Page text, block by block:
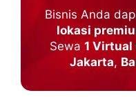
Bisnis Anda
lokasi
Sewa 1 Virtual
Jakarta,